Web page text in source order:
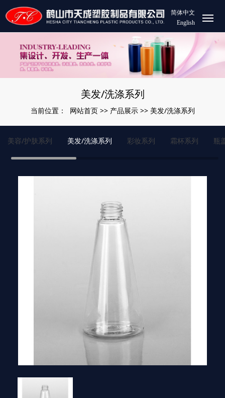
简体中文
English
美发/洗涤系列
当前位置： 网站首页 >> 产品展示 >> 美发/洗涤系列
美容/护肤系列 美发/洗涤系列 彩妆系列 霜杯系列 瓶